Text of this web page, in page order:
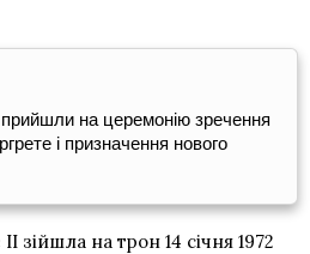
на церемонію зречення
і призначення нового
зійшла на трон 14 січня 1972